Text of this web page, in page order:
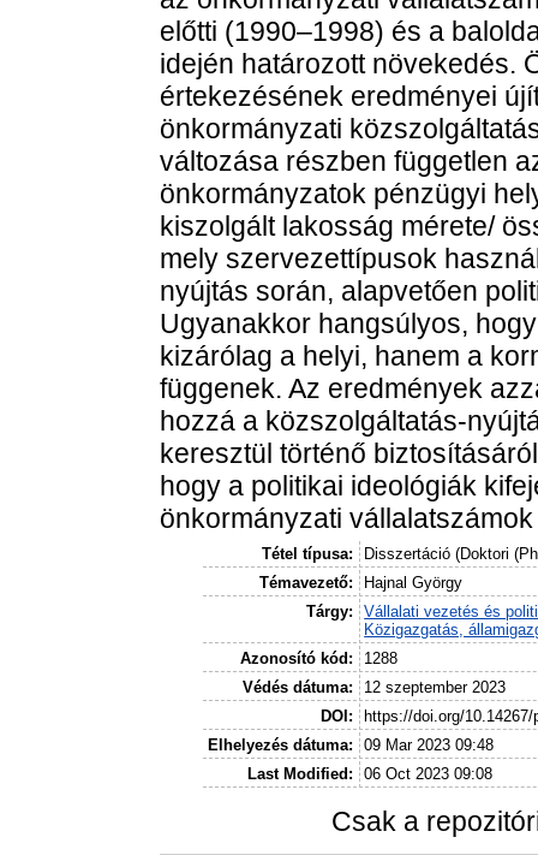
előtti (1990–1998) és a
idején határozott növekedés.
értekezésének eredményei
önkormányzati
változása részben független
önkormányzatok pénzügyi
kiszolgált lakosság mérete/
mely szervezettípusok
nyújtás során, alapvetően
Ugyanakkor hangsúlyos,
kizárólag a helyi, hanem a
függenek. Az eredmények
hozzá a közszolgáltatás-
keresztül történő
hogy a politikai ideológiák
önkormányzati
Tétel típusa:
Disszertáció (Doktori
Témavezető:
Hajnal György
Tárgy:
Vállalati vezetés és
Közigazgatás,
Azonosító kód:
1288
Védés dátuma:
12 szeptember 2023
DOI:
https://doi.org/10.14267/
Elhelyezés dátuma:
09 Mar 2023 09:48
Last Modified:
06 Oct 2023 09:08
Csak a